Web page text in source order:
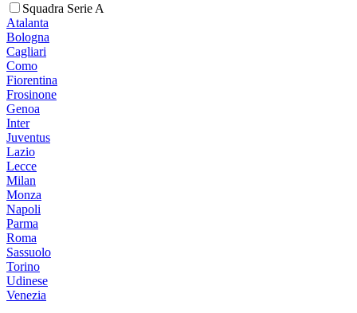
Squadra Serie A
Atalanta
Bologna
Cagliari
Como
Fiorentina
Frosinone
Genoa
Inter
Juventus
Lazio
Lecce
Milan
Monza
Napoli
Parma
Roma
Sassuolo
Torino
Udinese
Venezia